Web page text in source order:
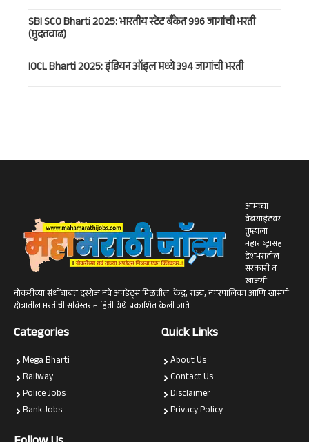
SBI SCO Bharti 2025: भारतीय स्टेट बँकेत 996 जागांची भरती
(मुदतवाढ)
IOCL Bharti 2025: इंडियन ऑइल मध्ये 394 जागांची भरती
आमच्या
वेबसाईटवर
तुम्हाला
महाराष्ट्रासह
देशभरातील
सरकारी व
खाजगी
नोकरीच्या संधींबाबत दररोज नवे अपडेट्स मिळतील. केंद्र, राज्य, नगरपालिका आणि खासगी
क्षेत्रातील भरतीची सविस्तर माहिती येथे प्रकाशित केली जाते.
Categories
Mega Bharti
Railway
Police Jobs
Bank Jobs
Quick Links
About Us
Contact Us
Disclaimer
Privacy Policy